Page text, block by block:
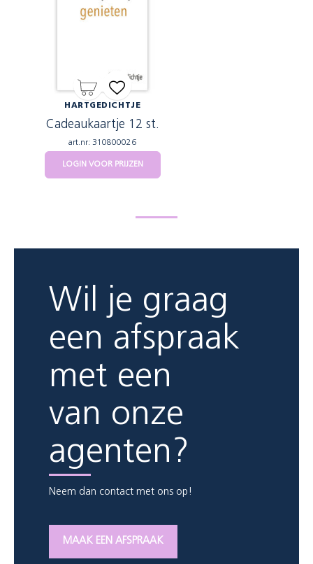
HARTGEDICHTJE
Cadeaukaartje 12 st.
art.nr: 310800026
LOGIN VOOR PRIJZEN
Wil je graag
een afspraak
met een
van onze
agenten?
Neem dan contact met ons op!
MAAK EEN AFSPRAAK